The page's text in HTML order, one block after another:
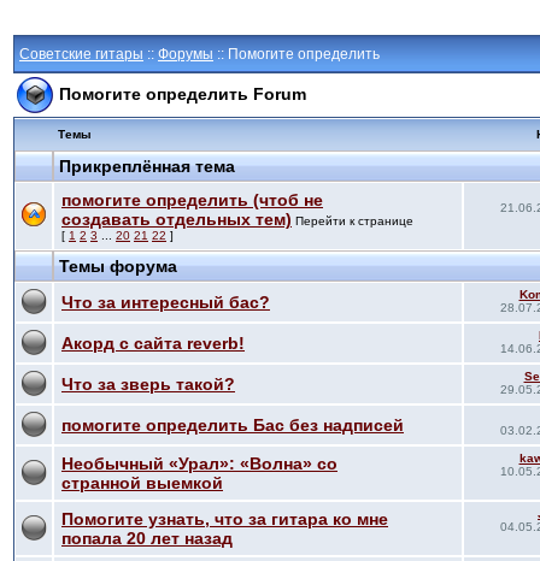
Советские гитары :: Форумы :: Помогите определить
Помогите определить Forum
Темы
Прикреплённая тема
помогите определить (чтоб не
создавать отдельных тем) Перейти к странице
[ 1 2 3 20 21 22 ]
Темы форума
Что за интересный бас?
Акорд с сайта reverb!
Что за зверь такой?
помогите определить Бас без надписей
Необычный «Урал»: «Волна» со
странной выемкой
Помогите узнать, что за гитара ко мне
попала 20 лет назад